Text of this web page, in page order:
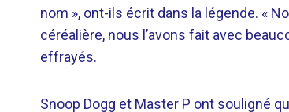
nom », ont-ils écrit dans la légende. «
céréalière, nous l’avons fait avec
effrayés.
Snoop Dogg et Master P ont souligné